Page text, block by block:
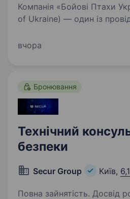
Компанія «Бойові Птахи
of Ukraine) — один із
літальних апаратів для
вчора
Бронювання
Технічний
безпеки
Secur Group Київ,
Повна зайнятість. Досвід